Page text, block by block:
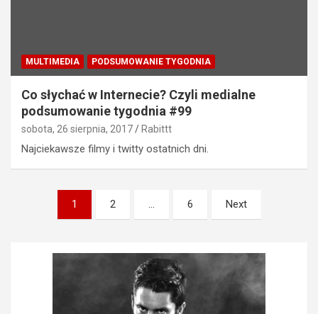
MULTIMEDIA PODSUMOWANIE TYGODNIA
Co słychać w Internecie? Czyli medialne
podsumowanie tygodnia #99
sobota, 26 sierpnia, 2017 Rabittt
Najciekawsze filmy i twitty ostatnich dni.
Stronicowanie
wpisów
1 2 … 6 Next